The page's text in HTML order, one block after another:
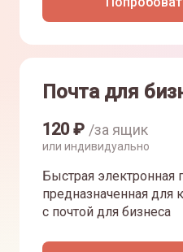
Почта для
120₽ /за ящик
или индивидуально
Быстрая электронная
предназначенная для
с почтой для бизнеса